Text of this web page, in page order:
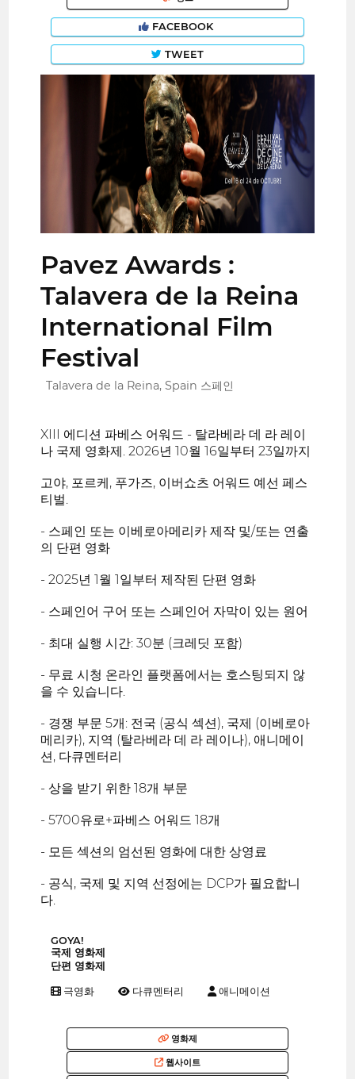
FACEBOOK
TWEET
Pavez Awards :
Talavera de la Reina
International Film
Festival
Talavera de la Reina, Spain 스페인
XIII 에디션 파베스 어워드 - 탈라베라 데 라 레이
나 국제 영화제. 2026년 10월 16일부터 23일까지
고야, 포르케, 푸가즈, 이버쇼츠 어워드 예선 페스
티벌.
- 스페인 또는 이베로아메리카 제작 및/또는 연출
의 단편 영화
- 2025년 1월 1일부터 제작된 단편 영화
- 스페인어 구어 또는 스페인어 자막이 있는 원어
- 최대 실행 시간: 30분 (크레딧 포함)
- 무료 시청 온라인 플랫폼에서는 호스팅되지 않
을 수 있습니다.
- 경쟁 부문 5개: 전국 (공식 섹션), 국제 (이베로아
메리카), 지역 (탈라베라 데 라 레이나), 애니메이
션, 다큐멘터리
- 상을 받기 위한 18개 부문
- 5700유로+파베스 어워드 18개
- 모든 섹션의 엄선된 영화에 대한 상영료
- 공식, 국제 및 지역 선정에는 DCP가 필요합니
다.
GOYA!
국제 영화제
단편 영화제
극영화 다큐멘터리 애니메이션
영화제
웹사이트